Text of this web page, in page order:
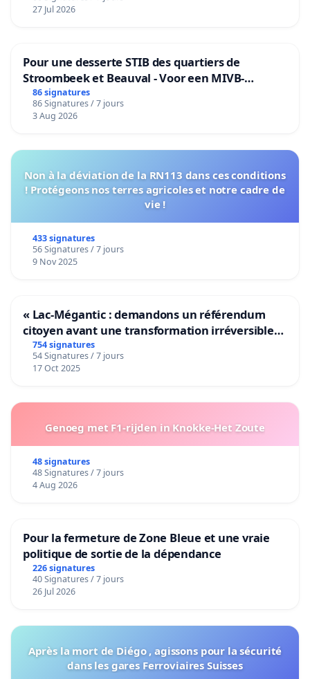
27 Jul 2026
Pour une desserte STIB des quartiers de
Stroombeek et Beauval - Voor een MIVB-
bediening van de wijken Strombeek en Het
Voor
86 signatures
86 Signatures / 7 jours
3 Aug 2026
Non à la déviation de la RN113 dans ces conditions
! Protégeons nos terres agricoles et notre cadre de
vie !
433 signatures
56 Signatures / 7 jours
9 Nov 2025
« Lac-Mégantic : demandons un référendum
citoyen avant une transformation irréversible
de notre territoire »
754 signatures
54 Signatures / 7 jours
17 Oct 2025
Genoeg met F1-rijden in Knokke-Het Zoute
48 signatures
48 Signatures / 7 jours
4 Aug 2026
Pour la fermeture de Zone Bleue et une vraie
politique de sortie de la dépendance
226 signatures
40 Signatures / 7 jours
26 Jul 2026
Après la mort de Diégo , agissons pour la sécurité
dans les gares Ferroviaires Suisses